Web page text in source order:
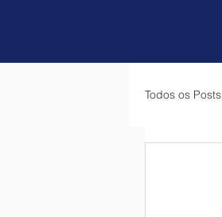
Todos os Posts